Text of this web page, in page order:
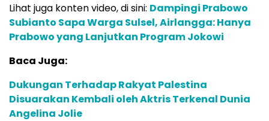
Lihat juga konten video, di sini: Dampingi Prabowo
Subianto Sapa Warga Sulsel, Airlangga: Hanya
Prabowo yang Lanjutkan Program Jokowi
Baca Juga:
Dukungan Terhadap Rakyat Palestina
Disuarakan Kembali oleh Aktris Terkenal Dunia
Angelina Jolie